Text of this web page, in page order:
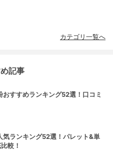
カテゴリ一覧へ
記事
すすめランキング52選！口コミ
気ランキング52選！パレット&単
較！